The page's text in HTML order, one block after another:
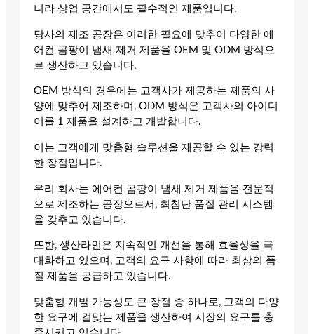
니라 상업 공간에서도 필수적인 제품입니다.
당사의 제조 공장은 이러한 필요에 맞추어 다양한 에
어컨 곰팡이 냄새 제거 제품을 OEM 및 ODM 방식으
로 생산하고 있습니다.
OEM 방식의 경우에는 고객사가 제공하는 제품의 사
양에 맞추어 제조하며, ODM 방식은 고객사의 아이디
어를 1 제품을 설계하고 개발합니다.
이는 고객에게 맞춤형 솔루션을 제공할 수 있는 강력
한 장점입니다.
우리 회사는 에어컨 곰팡이 냄새 제거 제품을 전문적
으로 제조하는 공장으로서, 최첨단 품질 관리 시스템
을 갖추고 있습니다.
또한, 생산라인은 지속적인 개선을 통해 효율성을 극
대화하고 있으며, 고객의 요구 사항에 따라 최상의 품
질 제품을 공급하고 있습니다.
맞춤형 개발 가능성도 큰 장점 중 하나로, 고객의 다양
한 요구에 걸맞는 제품을 생산하여 시장의 요구를 충